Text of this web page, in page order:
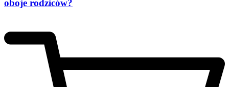
oboje rodziców?